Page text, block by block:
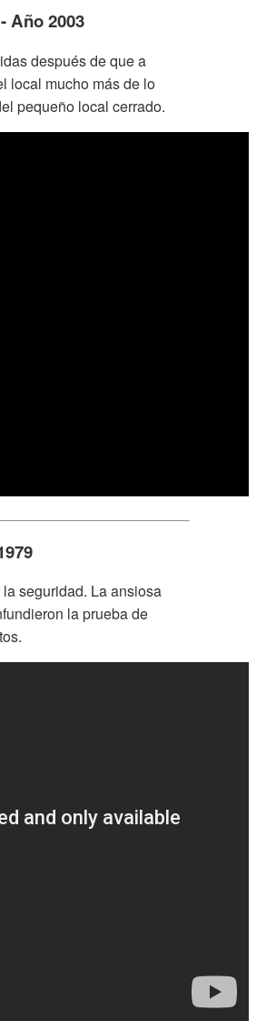
Año 2003
después de que a
local mucho más de lo
pequeño local cerrado.
seguridad. La ansiosa
la prueba de